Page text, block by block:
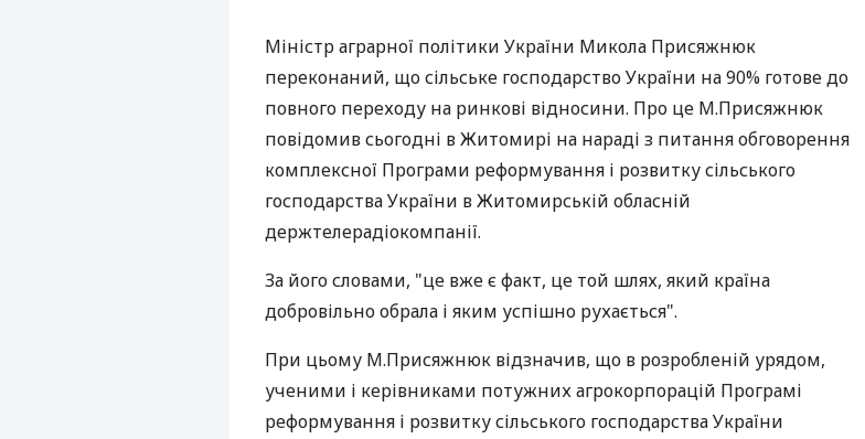
КАРТОК
ПУТІВНИКИ ПО
Міністр аграрної політики України Микола Присяжнюк
переконаний, що сільське господарство України на 90% готове до
повного переходу на ринкові відносини. Про це М.Присяжнюк
повідомив сьогодні в Житомирі на нараді з питання обговорення
комплексної Програми реформування і розвитку сільського
господарства України в Житомирській обласній
держтелерадіокомпанії.
За його словами, "це вже є факт, це той шлях, який країна
добровільно обрала і яким успішно рухається".
При цьому М.Присяжнюк відзначив, що в розробленій урядом,
ученими і керівниками потужних агрокорпорацій Програмі
реформування і розвитку сільського господарства України